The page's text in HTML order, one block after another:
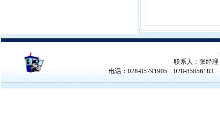
联系人：张经
电话：028-85791905 028-85856183